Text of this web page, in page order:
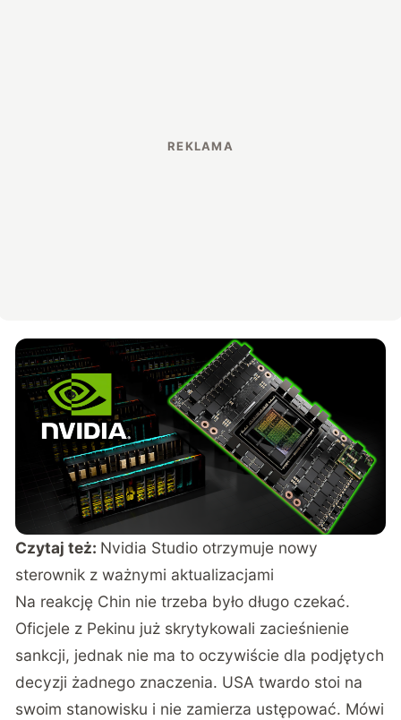
Czytaj też: Nvidia Studio otrzymuje nowy
sterownik z ważnymi aktualizacjami
Na reakcję Chin nie trzeba było długo czekać.
Oficjele z Pekinu już skrytykowali zacieśnienie
sankcji, jednak nie ma to oczywiście dla podjętych
decyzji żadnego znaczenia. USA twardo stoi na
swoim stanowisku i nie zamierza ustępować. Mówi